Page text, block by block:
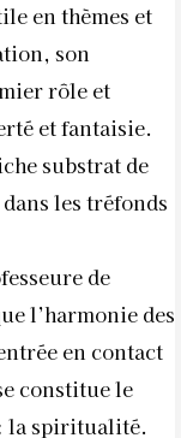
en thèmes et
son
rôle et
et fantaisie.
substrat de
les tréfonds
de
l’harmonie des
en contact
constitue le
la spiritualité.